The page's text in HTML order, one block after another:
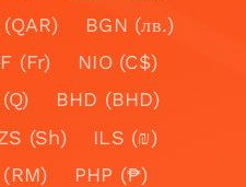
BGN (лв.)
(Fr)
NIO (C$)
BHD (BHD)
(Sh)
ILS (₪)
(RM)
PHP (₱)